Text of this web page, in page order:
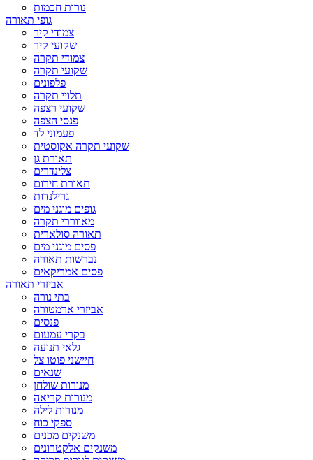
נורות חכמות
גופי תאורה
צמודי קיר
שקועי קיר
צמודי תקרה
שקועי תקרה
פלפונים
תלויי תקרה
שקועי רצפה
פנסי הצפה
פעמוני לד
שקועי תקרה אקוסטית
תאורת גן
צלינדרים
תאורת חירום
גרילנדות
גופים מוגני מים
מאווררי תקרה
תאורה סולארית
פסים מוגני מים
נברשות תאורה
פסים אמריקאים
אביזרי תאורה
בתי נורה
אביזרי ארמטורה
פנסים
בקרי עמעום
גלאי תנועה
חיישני פוטו צל
שנאים
מנורות שולחן
מנורות קריאה
מנורות לילה
ספקי כוח
משנקים מכנים
משנקים אלקטרונים